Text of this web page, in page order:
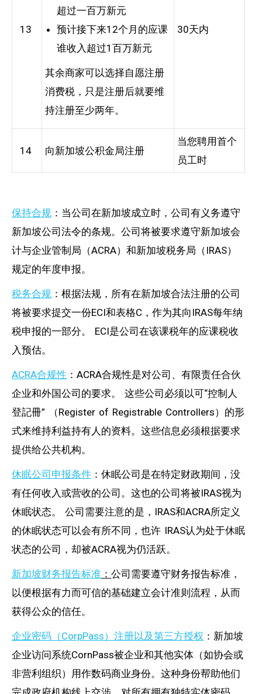
13
超过一百万新元
预计接下来12个月的应课
谁收入超过1百万新元
其余商家可以选择自愿注册
消费税，只是注册后就要维
持注册至少两年。
30天内
14 向新加坡公积金局注册
当您聘用首个
员工时
保持合规 ：当公司在新加坡成立时，公司有义务遵守
新加坡公司法令的条规。公司将被要求遵守新加坡会
计与企业管制局（ACRA）和新加坡税务局（IRAS）
规定的年度申报。
税务合规 ：根据法规，所有在新加坡合法注册的公司
将被要求提交一份ECI和表格C，作为其向IRAS每年纳
税申报的一部分。 ECI是公司在该课税年的应课税收
入预估。
ACRA合规性 ：ACRA合规性是对公司、有限责任合伙
企业和外国公司的要求。 这些公司必须以可“控制人
登記冊” （Register of Registrable Controllers）的形
式来维持利益持有人的资料。这些信息必须根据要求
提供给公共机构。
休眠公司申报条件 ：休眠公司是在特定财政期间，没
有任何收入或营收的公司。这也的公司将被IRAS视为
休眠状态。 公司需要注意的是，IRAS和ACRA所定义
的休眠状态可以会有所不同，也许 IRAS认为处于休眠
状态的公司，却被ACRA视为仍活跃。
新加坡财务报告标准 ： 公司需要遵守财务报告标准，
以便根据有力而可信的基础建立会计准则流程，从而
获得公众的信任。
企业密码（CorpPass） 注册以及第三方授权 ：新加坡
企业访问系统CornPass被企业和其他实体（如协会或
非营利组织）用作数码商业身份。这种身份帮助他们